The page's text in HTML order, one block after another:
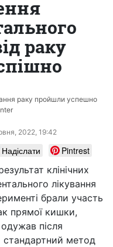
раку
раку пройшли успешно
2022, 19:42
Надіслати
Pintrest
клінічних
лікування
брали участь
прямої кишки,
після
стандартний метод